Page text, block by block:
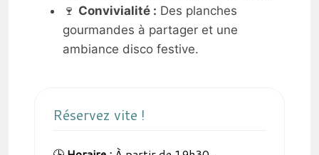
🍷 Convivialité : Des planches
gourmandes à partager et une
ambiance disco festive.
Réservez vite !